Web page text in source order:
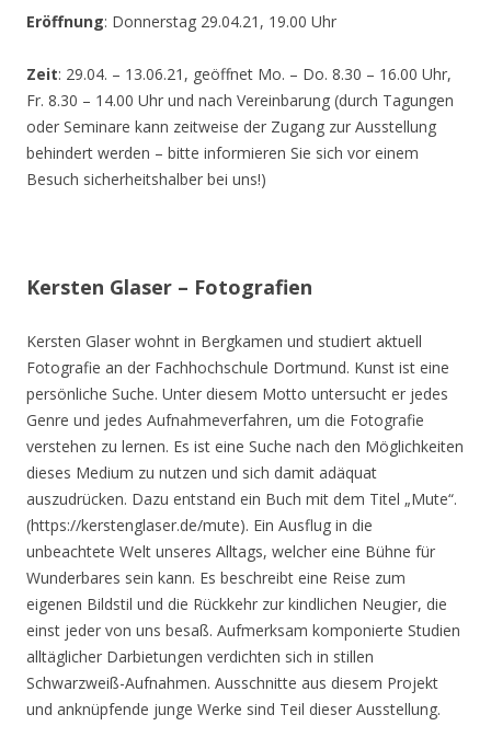
Eröffnung: Donnerstag 29.04.21, 19.00 Uhr
Zeit: 29.04. – 13.06.21, geöffnet Mo. – Do. 8.30 – 16.00 Uhr,
Fr. 8.30 – 14.00 Uhr und nach Vereinbarung (durch Tagungen
oder Seminare kann zeitweise der Zugang zur Ausstellung
behindert werden – bitte informieren Sie sich vor einem
Besuch sicherheitshalber bei uns!)
Kersten Glaser – Fotografien
Kersten Glaser wohnt in Bergkamen und studiert aktuell
Fotografie an der Fachhochschule Dortmund. Kunst ist eine
persönliche Suche. Unter diesem Motto untersucht er jedes
Genre und jedes Aufnahmeverfahren, um die Fotografie
verstehen zu lernen. Es ist eine Suche nach den Möglichkeiten
dieses Medium zu nutzen und sich damit adäquat
auszudrücken. Dazu entstand ein Buch mit dem Titel „Mute“.
(https://kerstenglaser.de/mute). Ein Ausflug in die
unbeachtete Welt unseres Alltags, welcher eine Bühne für
Wunderbares sein kann. Es beschreibt eine Reise zum
eigenen Bildstil und die Rückkehr zur kindlichen Neugier, die
einst jeder von uns besaß. Aufmerksam komponierte Studien
alltäglicher Darbietungen verdichten sich in stillen
Schwarzweiß-Aufnahmen. Ausschnitte aus diesem Projekt
und anknüpfende junge Werke sind Teil dieser Ausstellung.